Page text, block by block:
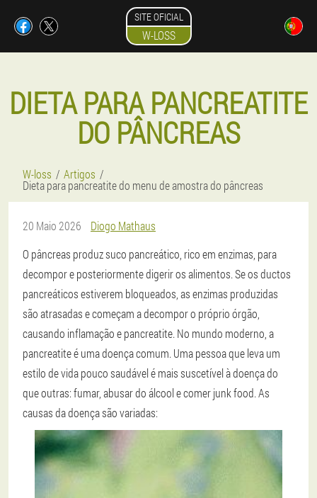
SITE OFICIAL
W-LOSS
DIETA PARA PANCREATITE
DO PÂNCREAS
W-loss Artigos
Dieta para pancreatite do menu de amostra do pâncreas
20 Maio 2026
Diogo Mathaus
O pâncreas produz suco pancreático, rico em enzimas, para
decompor e posteriormente digerir os alimentos. Se os ductos
pancreáticos estiverem bloqueados, as enzimas produzidas
são atrasadas e começam a decompor o próprio órgão,
causando inflamação e pancreatite. No mundo moderno, a
pancreatite é uma doença comum. Uma pessoa que leva um
estilo de vida pouco saudável é mais suscetível à doença do
que outras: fumar, abusar do álcool e comer junk food. As
causas da doença são variadas: